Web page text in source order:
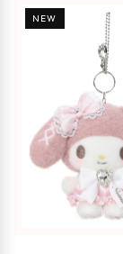
NEW